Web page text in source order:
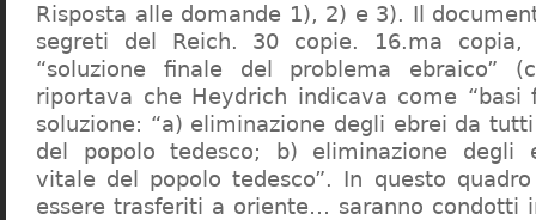
Risposta alle domande 1), 2) e 3). Il
segreti del Reich. 30 copie. 16.ma copia,
“soluzione finale del problema ebraico”
riportava che Heydrich indicava come “basi
soluzione: “a) eliminazione degli ebrei da
del popolo tedesco; b) eliminazione degli
vitale del popolo tedesco”. In questo
essere trasferiti a oriente… saranno condotti